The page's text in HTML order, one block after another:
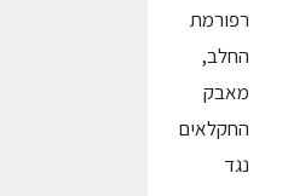
רפורמת
החלב,
מאבק
החקלאים
נגד